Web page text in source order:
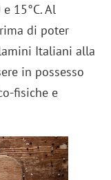
15°C. Al
di poter
Italiani alla
in possesso
fisiche e